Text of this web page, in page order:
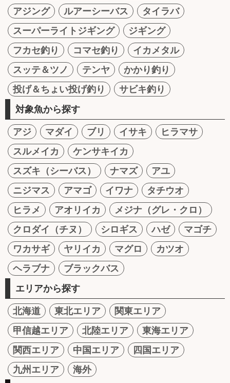
アジング
ルアーシーバス
タイラバ
スーパーライトジギング
ジギング
フカセ釣り
コマセ釣り
イカメタル
スッテ＆ツノ
テンヤ
かかり釣り
投げ＆ちょい投げ釣り
サビキ釣り
対象魚から探す
アジ マダイ ブリ イサキ
ヒラマサ
スルメイカ
ケンサキイカ
スズキ（シーバス）
ナマズ
アユ
ニジマス
アマゴ イワナ
タチウオ
ヒラメ
アオリイカ
メジナ（グレ・クロ）
クロダイ（チヌ）
シロギス ハゼ
マゴチ
ワカサギ
ヤリイカ マグロ
カツオ
ヘラブナ
ブラックバス
エリアから探す
北海道 東北エリア
関東エリア
甲信越エリア
北陸エリア
東海エリア
関西エリア
中国エリア
四国エリア
九州エリア
海外